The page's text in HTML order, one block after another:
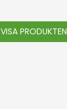
VISA PRODUKTEN